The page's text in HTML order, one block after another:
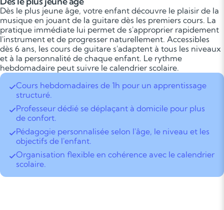
Dès le plus jeune âge, votre enfant découvre le plaisir de la
musique en jouant de la guitare dès les premiers cours. La
pratique immédiate lui permet de s'approprier rapidement
l'instrument et de progresser naturellement. Accessibles
dès 6 ans, les cours de guitare s'adaptent à tous les niveaux
et à la personnalité de chaque enfant. Le rythme
hebdomadaire peut suivre le calendrier scolaire.
Cours hebdomadaires de 1h pour un apprentissage
structuré.
Professeur dédié se déplaçant à domicile pour plus
de confort.
Pédagogie personnalisée selon l'âge, le niveau et les
objectifs de l'enfant.
Organisation flexible en cohérence avec le calendrier
scolaire.